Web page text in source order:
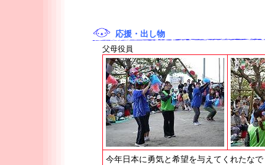
応援・出し物
父母役員
今年日本に勇気と希望を与えてくれたな